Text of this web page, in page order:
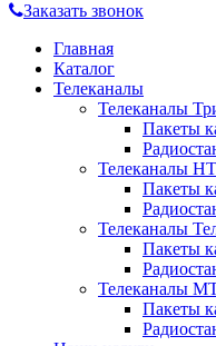
Заказать звонок
Главная
Каталог
Телеканалы
Телеканалы
Пакеты
Телеканалы
Пакеты
Телеканалы
Пакеты
Телеканалы
Пакеты